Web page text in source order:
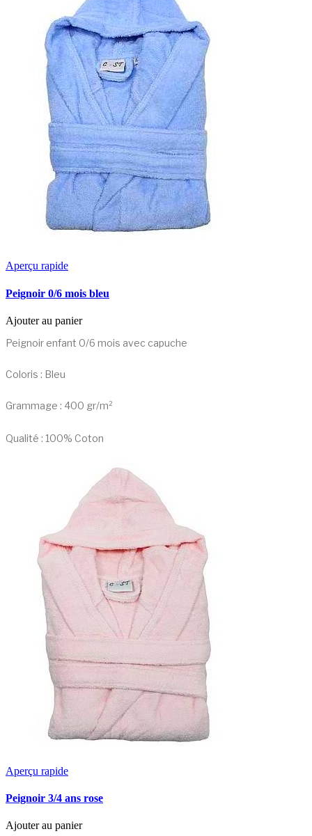
Aperçu rapide
Peignoir 0/6 mois bleu
Ajouter au panier
Peignoir enfant 0/6 mois avec capuche
Coloris : Bleu
Grammage : 400 gr/m²
Qualité : 100% Coton
Aperçu rapide
Peignoir 3/4 ans rose
Ajouter au panier